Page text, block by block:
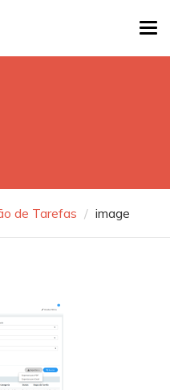
de Tarefas image